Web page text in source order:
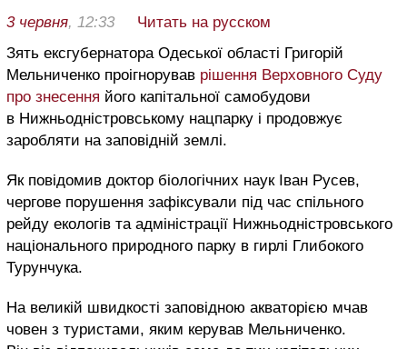
3 червня, 12:33
Читать на русском
Зять ексгубернатора Одеської області Григорій
Мельниченко проігнорував рішення Верховного Суду
про знесення його капітальної самобудови
в Нижньодністровському нацпарку і продовжує
заробляти на заповідній землі.
Як повідомив доктор біологічних наук Іван Русев,
чергове порушення зафіксували під час спільного
рейду екологів та адміністрації Нижньодністровського
національного природного парку в гирлі Глибокого
Турунчука.
На великій швидкості заповідною акваторією мчав
човен з туристами, яким керував Мельниченко.